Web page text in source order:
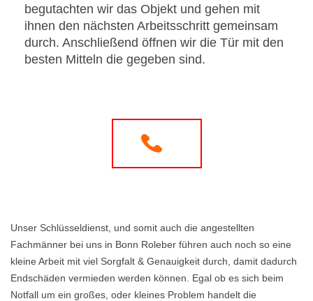
begutachten wir das Objekt und gehen mit
ihnen den nächsten Arbeitsschritt gemeinsam
durch. Anschließend öffnen wir die Tür mit den
besten Mitteln die gegeben sind.
Unser Schlüsseldienst, und somit auch die angestellten
Fachmänner bei uns in Bonn Roleber führen auch noch so eine
kleine Arbeit mit viel Sorgfalt & Genauigkeit durch, damit dadurch
Endschäden vermieden werden können. Egal ob es sich beim
Notfall um ein großes, oder kleines Problem handelt die